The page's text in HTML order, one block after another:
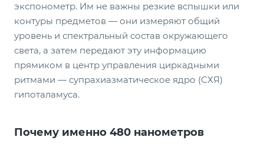
экспонометр. Им не важны резкие вспышки или
контуры предметов — они измеряют общий
уровень и спектральный состав окружающего
света, а затем передают эту информацию
прямиком в центр управления циркадными
ритмами — супрахиазматическое ядро (СХЯ)
гипоталамуса.
Почему именно 480 нанометров